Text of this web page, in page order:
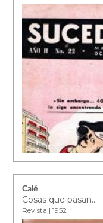
Calé
Cosas que pasan...
Revista | 1952